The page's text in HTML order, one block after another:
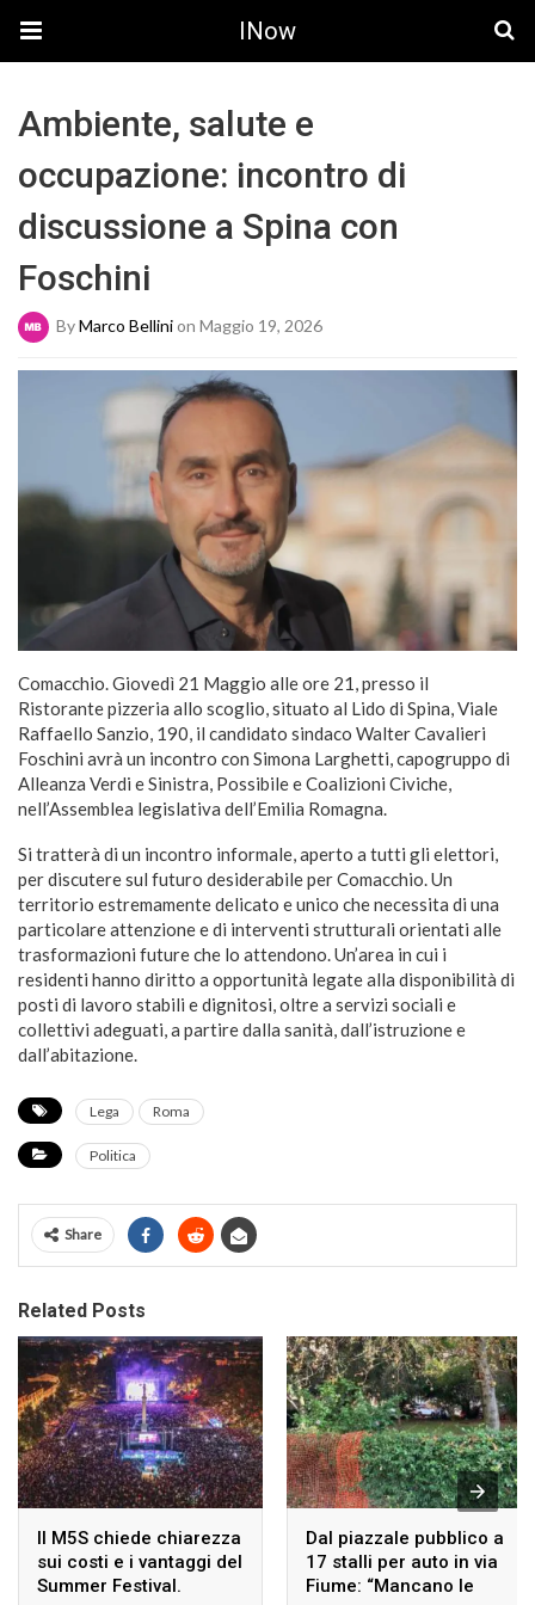
INow
Ambiente, salute e
occupazione: incontro di
discussione a Spina con
Foschini
ByMarco Bellinion Maggio 19, 2026
Comacchio. Giovedì 21 Maggio alle ore 21, presso il
Ristorante pizzeria allo scoglio, situato al Lido di Spina, Viale
Raffaello Sanzio, 190, il candidato sindaco Walter Cavalieri
Foschini avrà un incontro con Simona Larghetti, capogruppo di
Alleanza Verdi e Sinistra, Possibile e Coalizioni Civiche,
nell’Assemblea legislativa dell’Emilia Romagna.
Si tratterà di un incontro informale, aperto a tutti gli elettori,
per discutere sul futuro desiderabile per Comacchio. Un
territorio estremamente delicato e unico che necessita di una
particolare attenzione e di interventi strutturali orientati alle
trasformazioni future che lo attendono. Un’area in cui i
residenti hanno diritto a opportunità legate alla disponibilità di
posti di lavoro stabili e dignitosi, oltre a servizi sociali e
collettivi adeguati, a partire dalla sanità, dall’istruzione e
dall’abitazione.
Lega Roma
Politica
Share
Related Posts
Il M5S chiede chiarezza
sui costi e i vantaggi del
Summer Festival.
Dal piazzale pubblico a
17 stalli per auto in via
Fiume: “Mancano le